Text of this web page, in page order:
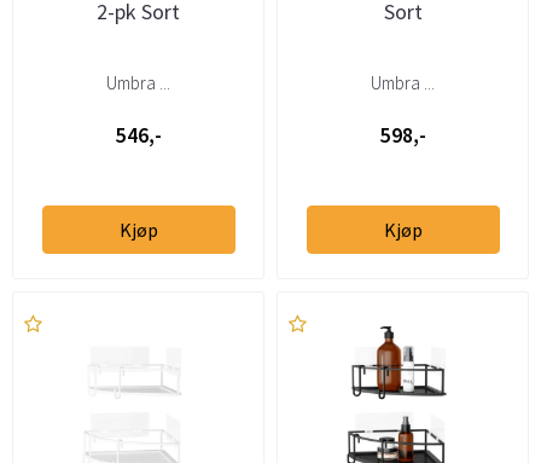
2-pk Sort
Umbra ...
546,-
Kjøp
Sort
Umbra ...
598,-
Kjøp